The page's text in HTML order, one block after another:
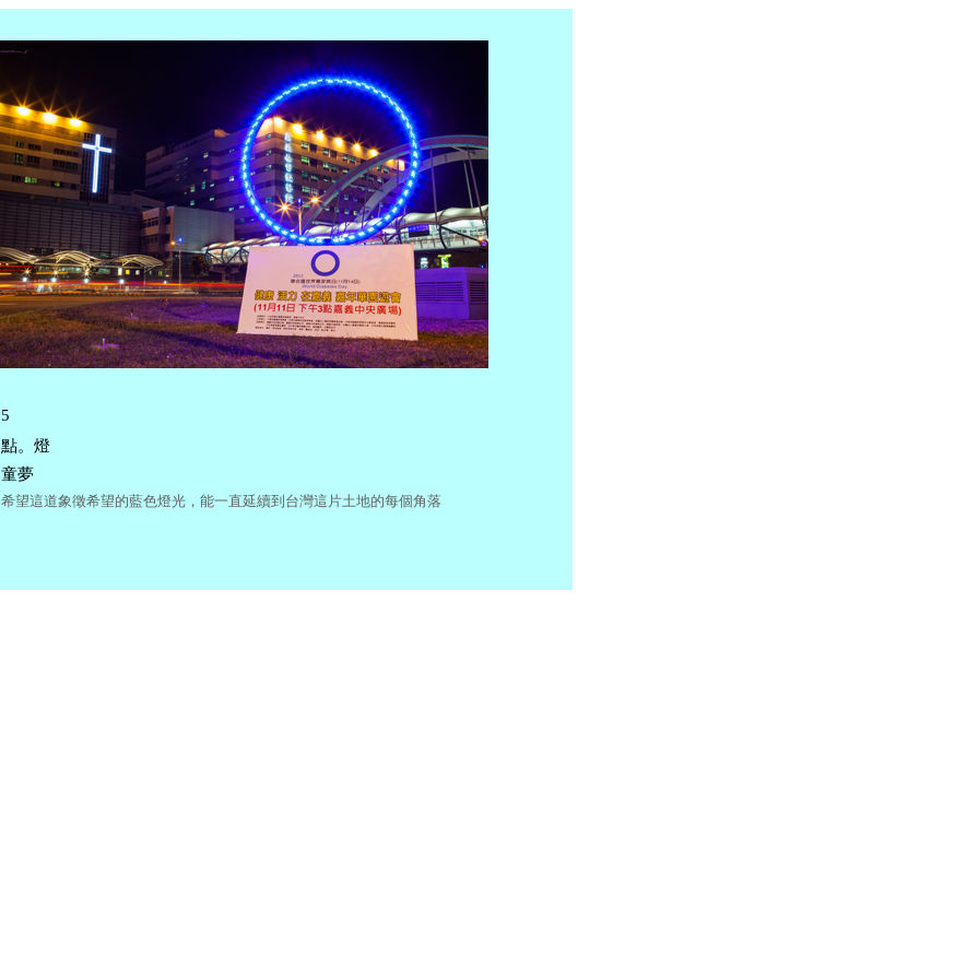
5
點。燈
童夢
希望這道象徵希望的藍色燈光，能一直延續到台灣這片土地的每個角落